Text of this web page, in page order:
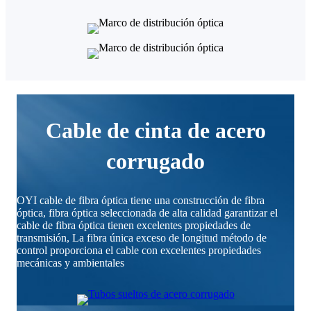
Cable de cinta de acero
corrugado
OYI cable de fibra óptica tiene una construcción de fibra
óptica, fibra óptica seleccionada de alta calidad garantizar el
cable de fibra óptica tienen excelentes propiedades de
transmisión, La fibra única exceso de longitud método de
control proporciona el cable con excelentes propiedades
mecánicas y ambientales